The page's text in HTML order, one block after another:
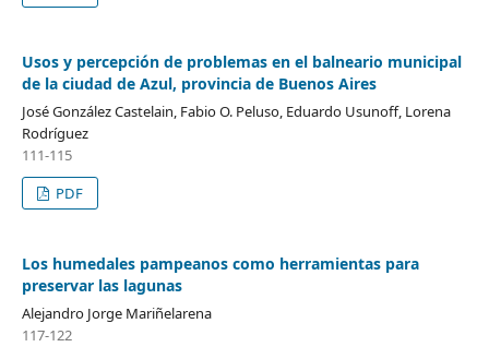
Usos y percepción de problemas en el balneario municipal
de la ciudad de Azul, provincia de Buenos Aires
José González Castelain, Fabio O. Peluso, Eduardo Usunoff, Lorena
Rodríguez
111-115
PDF
Los humedales pampeanos como herramientas para
preservar las lagunas
Alejandro Jorge Mariñelarena
117-122